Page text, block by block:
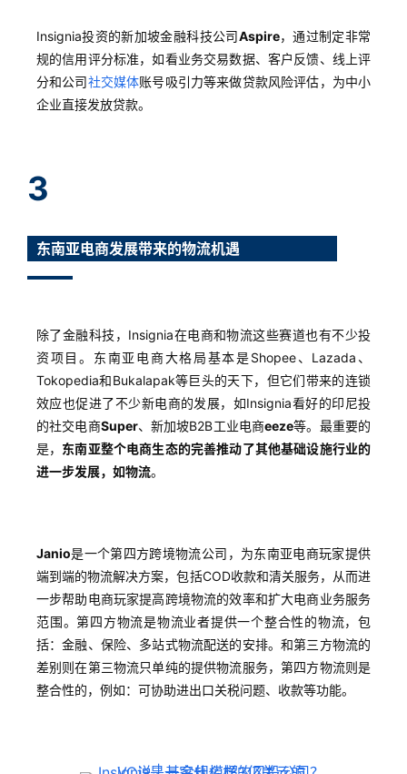
Insignia投资的新加坡金融科技公司Aspire，通过制定非常
规的信用评分标准，如看业务交易数据、客户反馈、线上评
分和公司社交媒体账号吸引力等来做贷款风险评估，为中小
企业直接发放贷款。
3
东南亚电商发展带来的物流机遇
除了金融科技，Insignia在电商和物流这些赛道也有不少投
资项目。东南亚电商大格局基本是Shopee、Lazada、
Tokopedia和Bukalapak等巨头的天下，但它们带来的连锁
效应也促进了不少新电商的发展，如Insignia看好的印尼投
的社交电商Super、新加坡B2B工业电商eeze等。最重要的
是， 东南亚整个电商生态的完善推动了其他基础设施行业的
进一步发展，如物流。
Janio是一个第四方跨境物流公司，为东南亚电商玩家提供
端到端的物流解决方案，包括COD收款和清关服务，从而进
一步帮助电商玩家提高跨境物流的效率和扩大电商业务服务
范围。第四方物流是物流业者提供一个整合性的物流，包
括：金融、保险、多站式物流配送的安排。和第三方物流的
差别则在第三物流只单纯的提供物流服务，第四方物流则是
整合性的，例如：可协助进出口关税问题、收款等功能。